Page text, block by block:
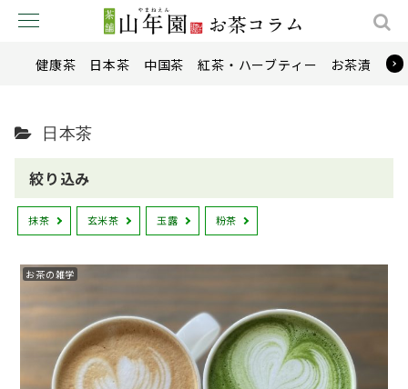
健康茶 日本茶 中国茶 紅茶・ハーブティー お茶漬け
日本茶
絞り込み
抹茶 玄米茶 玉露 粉茶
お茶の雑学